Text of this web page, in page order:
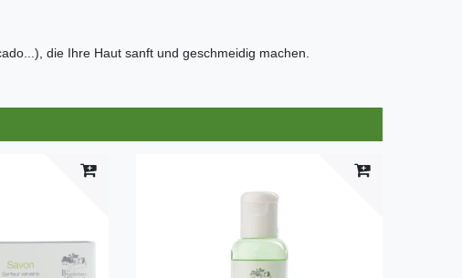
die Ihre Haut sanft und geschmeidig machen.